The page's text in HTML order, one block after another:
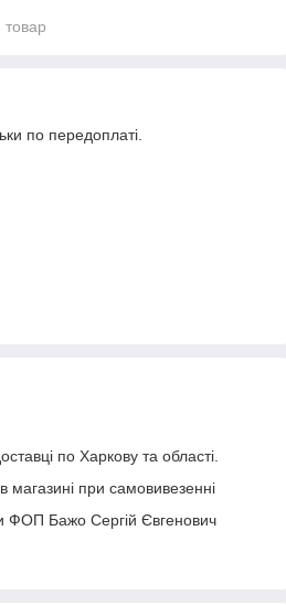
товар
по передоплаті.
по Харкову та області.
магазині при самовивезенні
ФОП Бажо Сергій Євгенович